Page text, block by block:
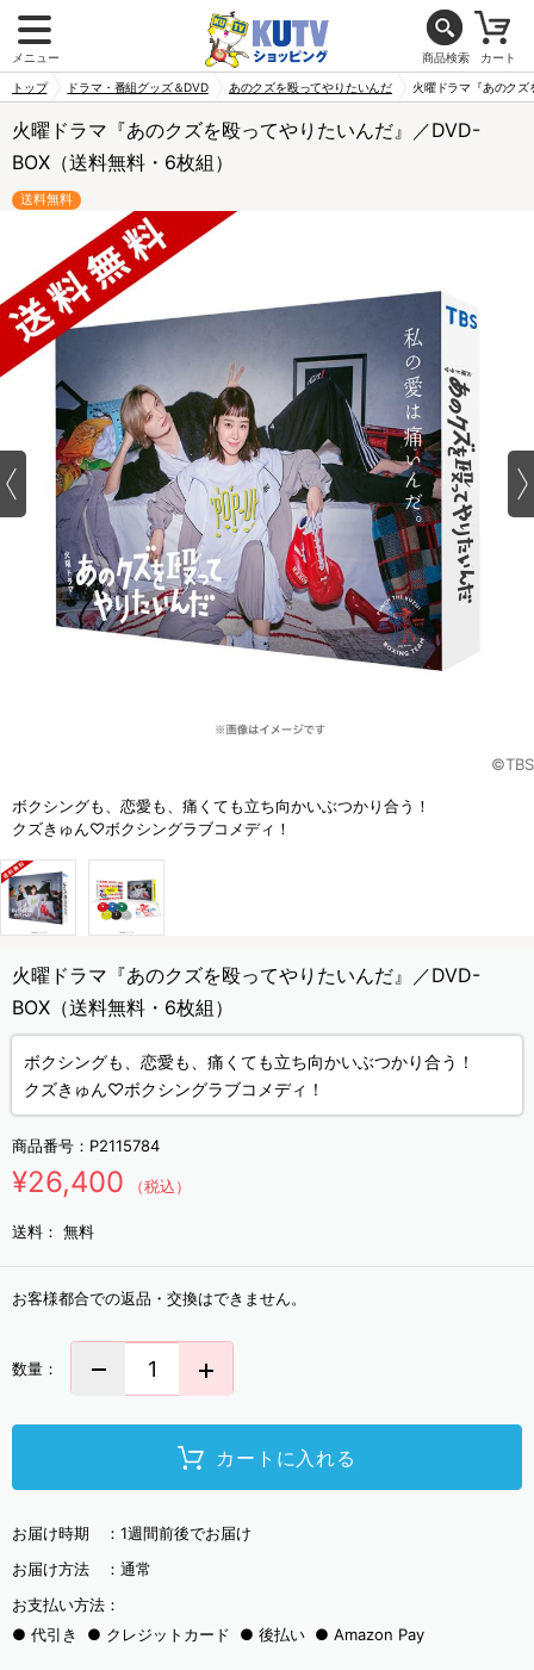
メニュー 商品検索 カート
トップ ドラマ・番組グッズ＆DVD あのクズを殴ってやりたいんだ 火曜ドラマ『あのク
火曜ドラマ『あのクズを殴ってやりたいんだ』／DVD-
BOX（送料無料・6枚組）
送料無料
©TBS
ボクシングも、恋愛も、痛くても立ち向かいぶつかり合う！
クズきゅん♡ボクシングラブコメディ！
火曜ドラマ『あのクズを殴ってやりたいんだ』／DVD-
BOX（送料無料・6枚組）
ボクシングも、恋愛も、痛くても立ち向かいぶつかり合う！
クズきゅん♡ボクシングラブコメディ！
商品番号： P2115784
¥26,400 （税込）
送料： 無料
お客様都合での返品・交換はできません。
数量：
カートに入れる
お届け時期 ： 1週間前後でお届け
お届け方法 ： 通常
お支払い方法：
代引き
クレジットカード 後払い Amazon Pay